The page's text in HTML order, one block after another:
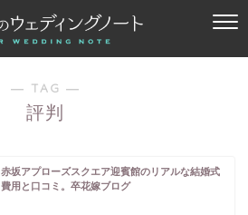
― TAG ―
評判
赤坂アプローズスクエア迎賓館のリアルな結婚式
費用と口コミ。卒花嫁ブログ